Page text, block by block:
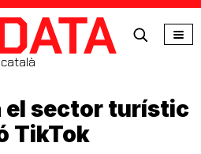
el sector turístic
TikTok